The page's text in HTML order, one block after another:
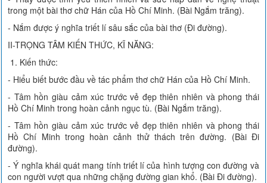
trong một bài thơ chữ Hán của Hồ Chí Minh. (Bài Ngắm trăng).
- Nắm được ý nghĩa triết lí sâu sắc của bài thơ (Đi đường).
II-TRỌNG TÂM KIẾN THỨC, KĨ NĂNG:
1. Kiến thức:
- Hiểu biết bước đầu về tác phẩm thơ chữ Hán của Hồ Chí Minh.
- Tâm hồn giàu cảm xúc trước vẻ đẹp thiên nhiên và phong thái
Hồ Chí Minh trong hoàn cảnh ngục tù. (Bài Ngắm trăng).
- Tâm hồn giàu cảm xúc trước vẻ đẹp thiên nhiên và phong thái
Hồ Chí Minh trong hoàn cảnh thử thách trên đường. (Bài Đi
đường).
- Ý nghĩa khái quát mang tính triết lí của hình tượng con đường và
con người vượt qua những chặng đường gian khổ. (Bài Đi đường).